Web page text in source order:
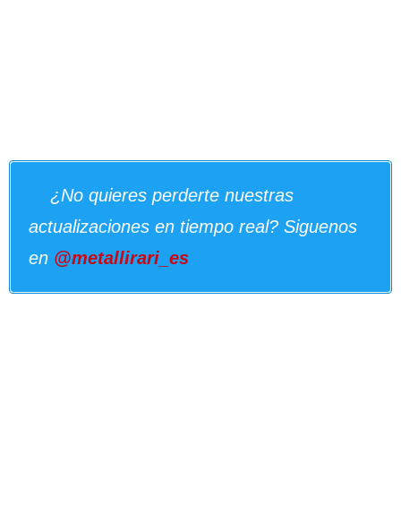
¿No quieres perderte nuestras
actualizaciones en tiempo real? Siguenos
en @metallirari_es